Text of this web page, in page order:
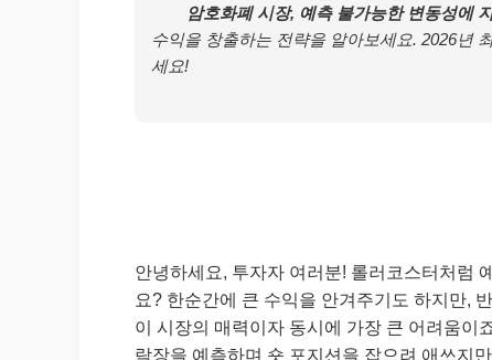
암호화폐 시장, 예측 불가능한 변동성에
수익을 창출하는 전략을 알아보세요. 2026년
세요!
안녕하세요, 투자자 여러분! 롤러코스터처럼
요? 한순간에 큰 수익을 안겨주기도 하지만,
이 시장의 매력이자 동시에 가장 큰 어려움이
락장을 예측하며 숏 포지션을 잡으려 애쓰지